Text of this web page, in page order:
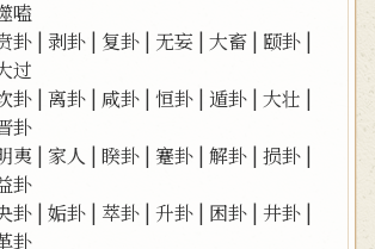
嗑
卦 | 剥卦 | 复卦 | 无妄 |大畜 | 颐卦 |
过
卦 |离卦 | 咸卦 |恒卦 |遁卦 |大壮 |
卦
夷 |家人 |睽卦 | 蹇卦 |解卦 |损卦 |
卦
卦 |姤卦 | 萃卦 |升卦 | 困卦 |井卦 |
卦